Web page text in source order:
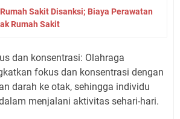
Sakit Disanksi; Biaya Perawatan
Rumah Sakit
dan konsentrasi: Olahraga
fokus dan konsentrasi dengan
darah ke otak, sehingga individu
menjalani aktivitas sehari-hari.